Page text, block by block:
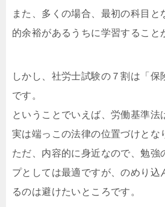
また、多くの場合、最初の科目と
的余裕があるうちに学習すること
しかし、社労士試験の７割は「保
です。
ということでいえば、 労働基準法
実は端っこの法律の位置づけとな
ただ、内容的に身近なので、勉強
プとしては最適ですが、のめり込
るのは避けたいところです。